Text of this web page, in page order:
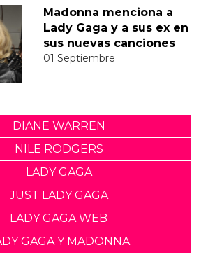
Madonna menciona a
Lady Gaga y a sus ex en
sus nuevas canciones
01 Septiembre
DIANE WARREN
NILE RODGERS
LADY GAGA
JUST LADY GAGA
LADY GAGA WEB
GAGA Y MADONNA